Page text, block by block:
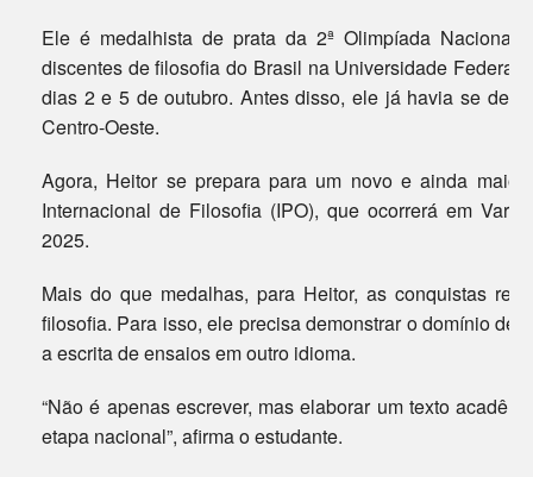
Ele é medalhista de prata da 2ª Olimpíada
discentes de filosofia do Brasil na Universidade
dias 2 e 5 de outubro. Antes disso, ele já havia se
Centro-Oeste.
Agora, Heitor se prepara para um novo e ainda
Internacional de Filosofia (IPO), que ocorrerá em
2025.
Mais do que medalhas, para Heitor, as conquistas
filosofia. Para isso, ele precisa demonstrar o domínio
a escrita de ensaios em outro idioma.
“Não é apenas escrever, mas elaborar um texto
etapa nacional”, afirma o estudante.